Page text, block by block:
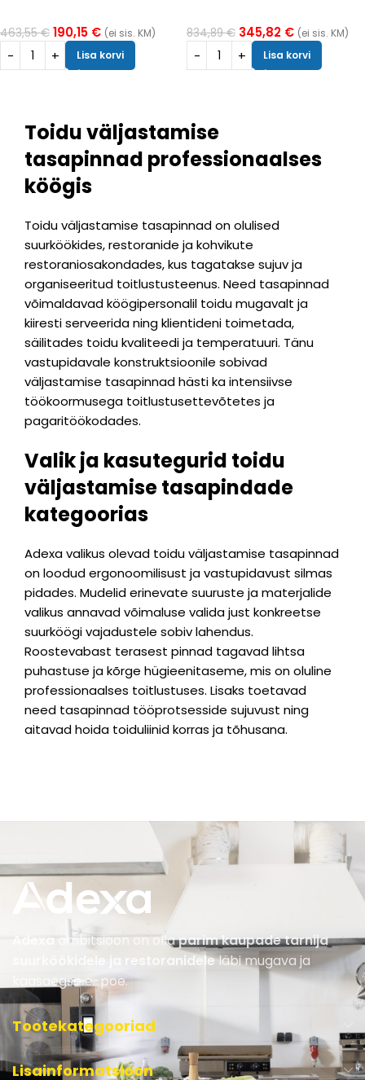
463,55€ 190,15 € (ei sis. KM)
Lisa korvi
834,89€ 345,82 € (ei sis. KM)
Lisa korvi
Toidu väljastamise
tasapinnad professionaalses
köögis
Toidu väljastamise tasapinnad on olulised
suurköökides, restoranide ja kohvikute
restoraniosakondades, kus tagatakse sujuv ja
organiseeritud toitlustusteenus. Need tasapinnad
võimaldavad köögipersonalil toidu mugavalt ja
kiiresti serveerida ning klientideni toimetada,
säilitades toidu kvaliteedi ja temperatuuri. Tänu
vastupidavale konstruktsioonile sobivad
väljastamise tasapinnad hästi ka intensiivse
töökoormusega toitlustusettevõtetes ja
pagaritöökodades.
Valik ja kasutegurid toidu
väljastamise tasapindade
kategoorias
Adexa valikus olevad toidu väljastamise tasapinnad
on loodud ergonoomilisust ja vastupidavust silmas
pidades. Mudelid erinevate suuruste ja materjalide
valikus annavad võimaluse valida just konkreetse
suurköögi vajadustele sobiv lahendus.
Roostevabast terasest pinnad tagavad lihtsa
puhastuse ja kõrge hügieenitaseme, mis on oluline
professionaalses toitlustuses. Lisaks toetavad
need tasapinnad tööprotsesside sujuvust ning
aitavad hoida toiduliinid korras ja tõhusana.
Adexa ambitsioon on ollaparim kaupade tarnija
suurköökidele ja restoranideleläbi mugava ja
kaasaegse e-poe.
Tootekategooriad
Lisainformatsioon